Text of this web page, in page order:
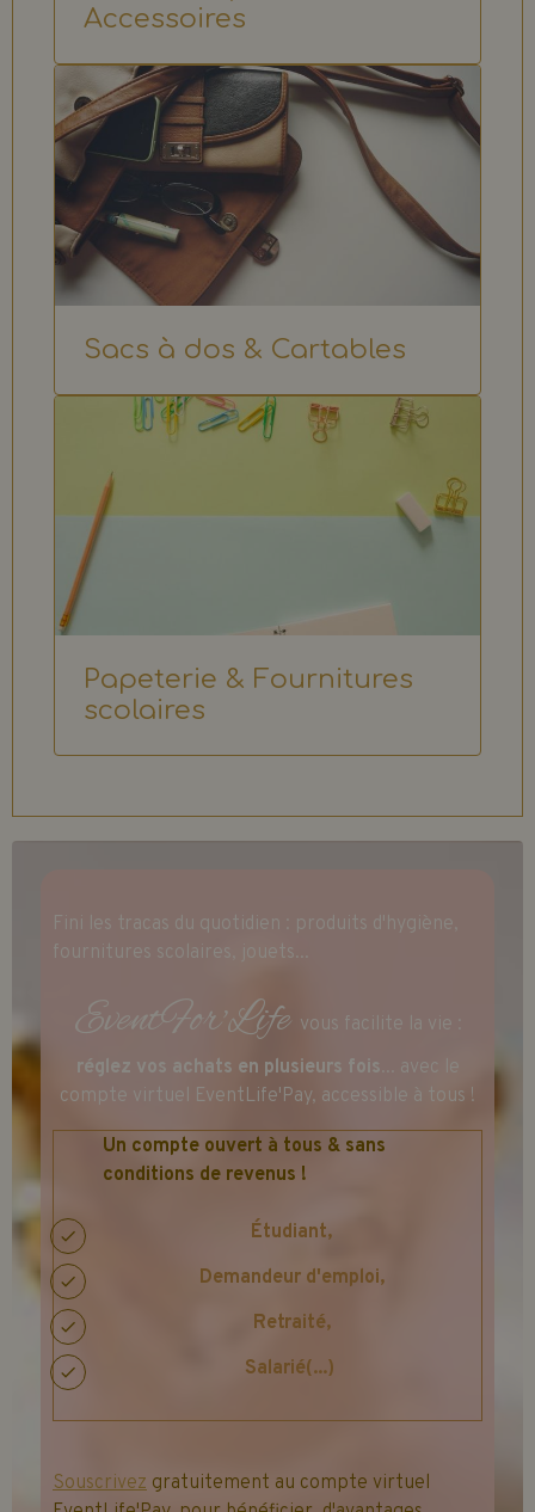
Accessoires
Sacs à dos & Cartables
Papeterie & Fournitures
scolaires
Fini les tracas du quotidien : produits d'hygiène,
fournitures scolaires, jouets...
EventFor'Life vous facilite la vie :
réglez vos achats en plusieurs fois ... avec le
compte virtuel EventLife'Pay, accessible à tous !
Un compte ouvert à tous & sans
conditions de revenus !
Étudiant,
Demandeur d'emploi,
Retraité,
Salarié(...)
Souscrivez gratuitement au compte virtuel